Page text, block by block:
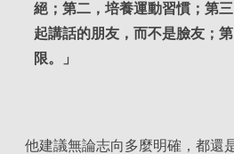
絕；第二，培養運動習慣；第
起講話的朋友，而不是臉友；
限。」
他建議無論志向多麼明確，都還